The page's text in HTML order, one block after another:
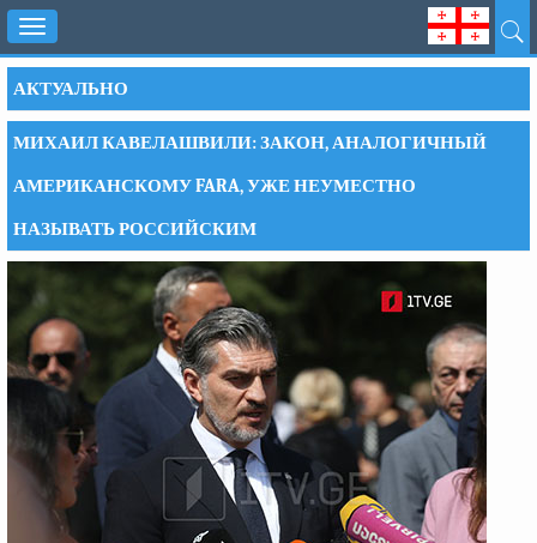
Toggle
navigation
АКТУАЛЬНО
МИХАИЛ КАВЕЛАШВИЛИ: ЗАКОН, АНАЛОГИЧНЫЙ
АМЕРИКАНСКОМУ FARA, УЖЕ НЕУМЕСТНО
НАЗЫВАТЬ РОССИЙСКИМ